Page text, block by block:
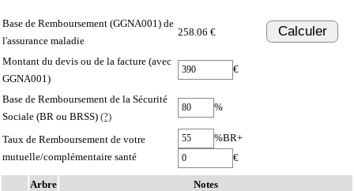
Base de Remboursement (GGNA001) de
l'assurance maladie
258.06 € Calculer
Montant du devis ou de la facture (avec
GGNA001)
€
Base de Remboursement de la Sécurité
Sociale (BR ou BRSS) (?)
%
Taux de Remboursement de votre
mutuelle/complémentaire santé
%BR+
€
Arbre Notes